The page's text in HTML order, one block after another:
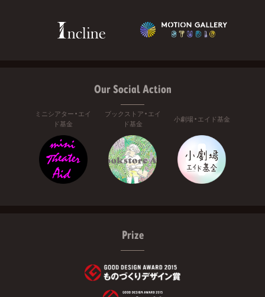
Our Social Action
ミニシアター・エイ
ド基金
ブックストア・エイ
ド基金
小劇場・エイド基金
Prize